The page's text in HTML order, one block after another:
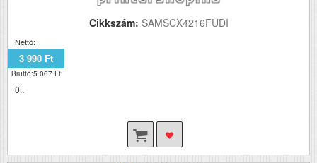
Cikkszám: SAMSCX4216FUDI
Nettó:
3 990 Ft
Bruttó:5 067 Ft
0..